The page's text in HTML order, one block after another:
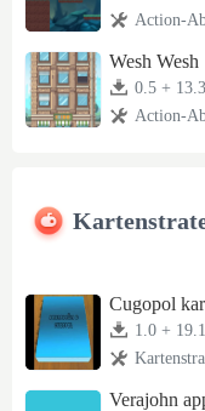
Action-
Wesh Wesh
0.5 +
Action-
Cugopol
1.0 +
Verajohn